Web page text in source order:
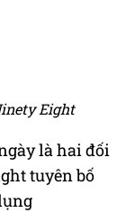
Eight
là hai đối
tuyên bố